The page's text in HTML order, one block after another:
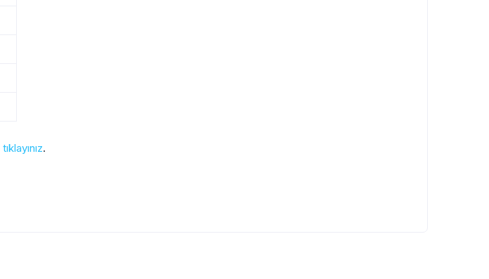
tıklayınız.